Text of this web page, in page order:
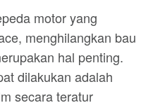
motor yang
menghilangkan bau
hal penting.
dilakukan adalah
secara teratur